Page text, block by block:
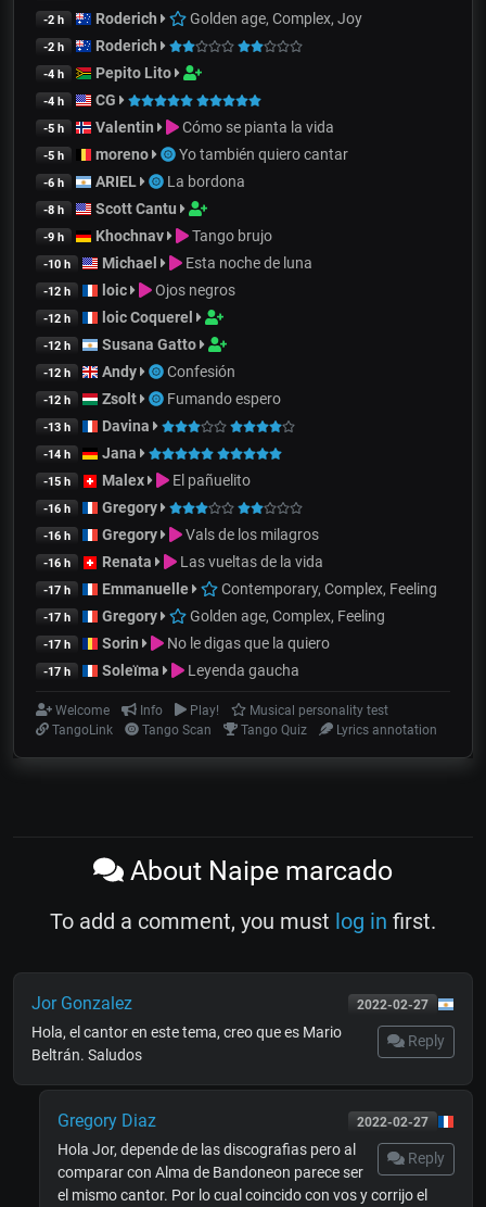
-2 h Roderich Golden age, Complex, Joy
-2 h Roderich
-4 h Pepito Lito
-4 h CG
-5 h Valentin Cómo se pianta la vida
-5 h moreno Yo también quiero cantar
-6 h ARIEL La bordona
-8 h Scott Cantu
-9 h Khochnav Tango brujo
-10 h Michael Esta noche de luna
-12 h loic Ojos negros
-12 h loic Coquerel
-12 h Susana Gatto
-12 h Andy Confesión
-12 h Zsolt Fumando espero
-13 h Davina
-14 h Jana
-15 h Malex El pañuelito
-16 h Gregory
-16 h Gregory Vals de los milagros
-16 h Renata Las vueltas de la vida
-17 h Emmanuelle Contemporary, Complex, Feeling
-17 h Gregory Golden age, Complex, Feeling
-17 h Sorin No le digas que la quiero
-17 h Soleïma Leyenda gaucha
Welcome Info Play!
Musical personality test
TangoLink
Tango Scan Tango Quiz Lyrics annotation
About Naipe marcado
To add a comment, you must log in first.
2022-02-27
Jor Gonzalez
Reply
Hola, el cantor en este tema, creo que es Mario
Beltrán. Saludos
2022-02-27
Gregory Diaz
Reply
Hola Jor, depende de las discografias pero al
comparar con Alma de Bandoneon parece ser
el mismo cantor. Por lo cual coincido con vos y corrijo el